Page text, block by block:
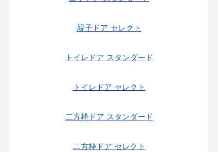
親子ドア セレクト
トイレドア スタンダード
トイレドア セレクト
二方枠ドア スタンダード
二方枠ドア セレクト